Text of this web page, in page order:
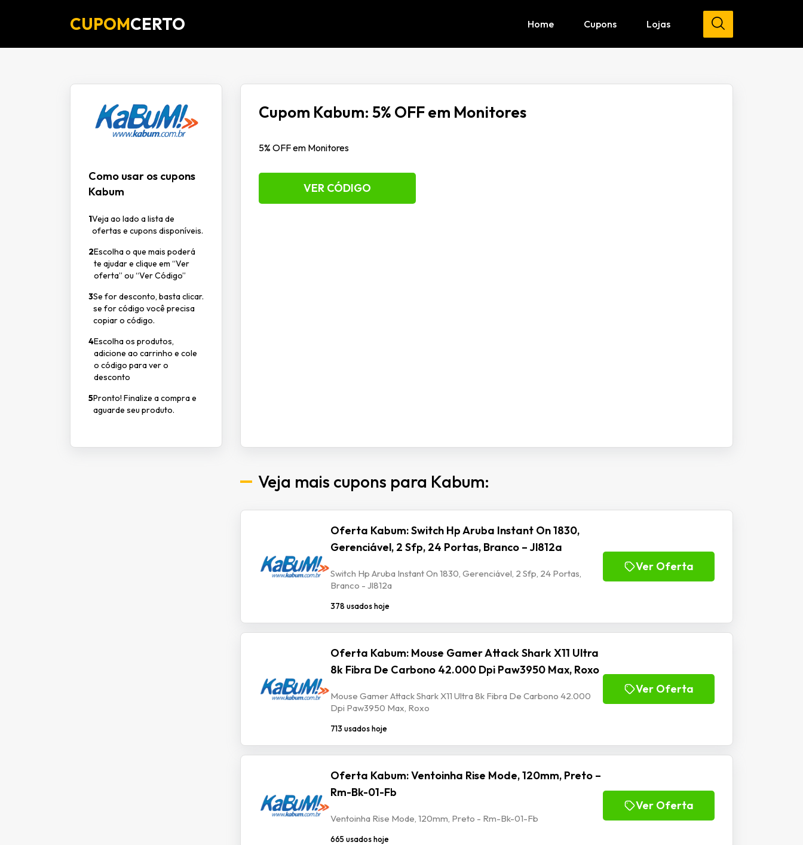
CUPOMCERTO Home Cupons Lojas
Como usar os cupons
Kabum
1Veja ao lado a lista de
ofertas e cupons disponíveis.
2Escolha o que mais poderá
te ajudar e clique em “Ver
oferta” ou “Ver Código”
3Se for desconto, basta clicar.
se for código você precisa
copiar o código.
4Escolha os produtos,
adicione ao carrinho e cole
o código para ver o
desconto
5Pronto! Finalize a compra e
aguarde seu produto.
Cupom Kabum: 5% OFF em Monitores
5% OFF em Monitores
VER CÓDIGO
Veja mais cupons para Kabum:
Oferta Kabum: Switch Hp Aruba Instant On 1830,
Gerenciável, 2 Sfp, 24 Portas, Branco – Jl812a
Switch Hp Aruba Instant On 1830, Gerenciável, 2 Sfp, 24 Portas,
Branco - Jl812a
378 usados hoje
Ver Oferta
Oferta Kabum: Mouse Gamer Attack Shark X11 Ultra
8k Fibra De Carbono 42.000 Dpi Paw3950 Max, Roxo
Mouse Gamer Attack Shark X11 Ultra 8k Fibra De Carbono 42.000
Dpi Paw3950 Max, Roxo
713 usados hoje
Ver Oferta
Oferta Kabum: Ventoinha Rise Mode, 120mm, Preto –
Rm-Bk-01-Fb
Ventoinha Rise Mode, 120mm, Preto - Rm-Bk-01-Fb
665 usados hoje
Ver Oferta